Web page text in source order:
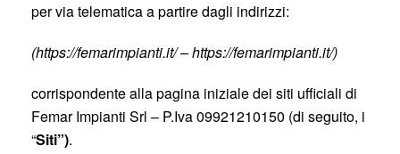
per via telematica a partire dagli indirizzi:
(https://femarimpianti.it/ – https://femarimpianti.it/)
corrispondente alla pagina iniziale dei siti ufficiali di
Femar Impianti Srl – P.Iva 09921210150 (di seguito, i
“Siti”).